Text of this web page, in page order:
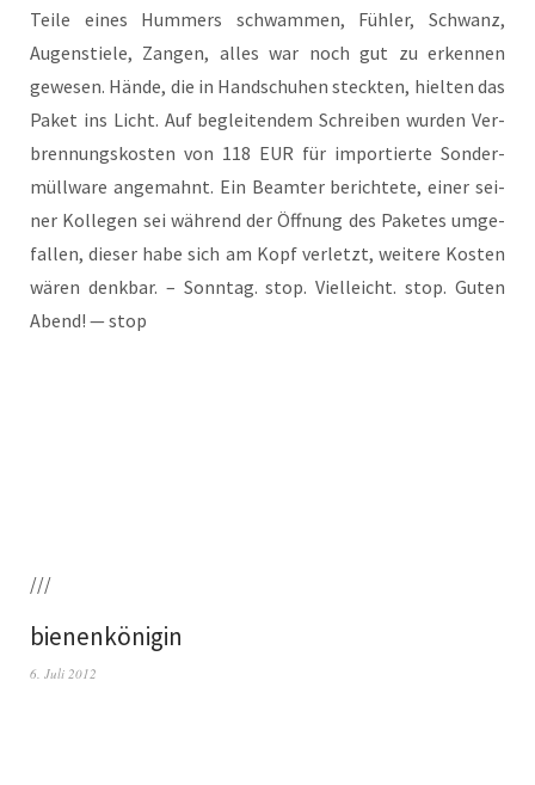
Tei­le eines Hum­mers schwam­men, Füh­ler, Schwanz,
Augen­stie­le, Zan­gen, alles war noch gut zu erken­nen
gewe­sen. Hän­de, die in Hand­schu­hen steck­ten, hiel­ten das
Paket ins Licht. Auf beglei­ten­dem Schrei­ben wur­den Ver­
bren­nungs­kos­ten von 118 EUR für impor­tier­te Son­der­
müll­wa­re ange­mahnt. Ein Beam­ter berich­te­te, einer sei­
ner Kol­le­gen sei wäh­rend der Öff­nung des Pake­tes umge­
fal­len, die­ser habe sich am Kopf ver­letzt, wei­te­re Kos­ten
wären denk­bar. – Sonn­tag. stop. Viel­leicht. stop. Guten
Abend! — stop
///
bienenkönigin
6. Juli 2012